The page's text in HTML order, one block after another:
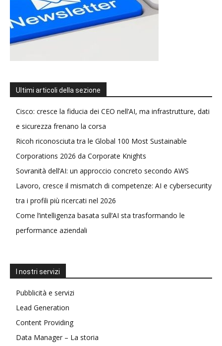
Ultimi articoli della sezione
Cisco: cresce la fiducia dei CEO nell’AI, ma infrastrutture, dati
e sicurezza frenano la corsa
Ricoh riconosciuta tra le Global 100 Most Sustainable
Corporations 2026 da Corporate Knights
Sovranità dell’AI: un approccio concreto secondo AWS
Lavoro, cresce il mismatch di competenze: AI e cybersecurity
tra i profili più ricercati nel 2026
Come l’intelligenza basata sull’AI sta trasformando le
performance aziendali
I nostri servizi
Pubblicità e servizi
Lead Generation
Content Providing
Data Manager – La storia